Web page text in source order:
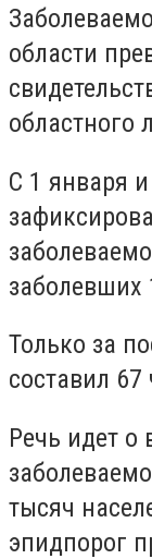
области
областного
С 1 января
заболевших
Только за
составил 67
Речь идет о
тысяч
эпидпорог